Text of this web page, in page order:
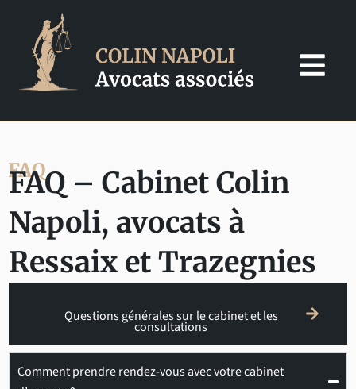
content
FAQ
FAQ – Cabinet Colin
Napoli, avocats à
Ressaix et Trazegnies
Questions générales sur le cabinet et les
consultations
Comment prendre rendez-vous avec votre cabinet